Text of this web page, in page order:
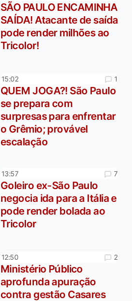
SÃO PAULO ENCAMINHA
SAÍDA! Atacante de saída
pode render milhões ao
Tricolor!
15:02 1
QUEM JOGA?! São Paulo
se prepara com
surpresas para enfrentar
o Grêmio; provável
escalação
13:57 7
Goleiro ex-São Paulo
negocia ida para a Itália e
pode render bolada ao
Tricolor
12:50 2
Ministério Público
aprofunda apuração
contra gestão Casares